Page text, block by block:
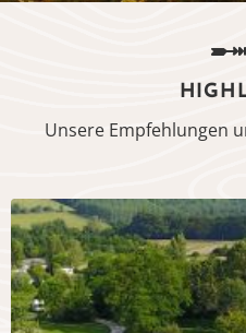
Unsere Empfehlungen